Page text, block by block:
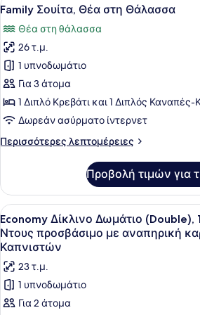
Ιδιωτική
Πισίνα,
Θέα
στη
Θάλασσα
όλων
των
φωτογραφιών
για
Family
Σουίτα,
Θέα
Θάλασσα
4
Family Σουίτα, Θέα στη Θάλασσα
Θέα στη θάλασσα
26 τ.μ.
1 υπνοδωμάτιο
Για 3 άτομα
1 Διπλό Κρεβάτι και 1 Διπλός Καναπές-
Δωρεάν ασύρματο ίντερνετ
Περισσότερες λεπτομέρειες
Περισσότερες
Σουίτα,
Θέα
στη
Θάλασσα
Προβολή τιμών για
Προβολή
όλων
των
φωτογραφιών
για
Economy
Δίκλινο
Ένα
5
Economy Δίκλινο Δωμάτιο (Double),
Ντους προσβάσιμο με αναπηρική
Καπνιστών
23 τ.μ.
1 υπνοδωμάτιο
Για 2 άτομα